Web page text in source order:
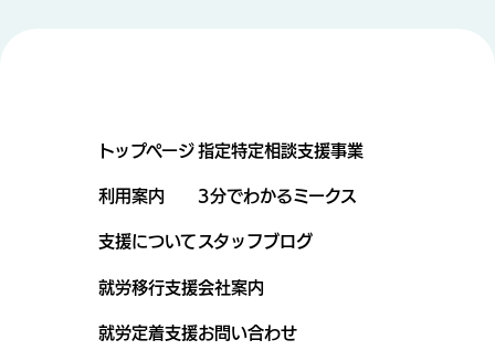
トップページ
利用案内
支援について
就労移行支援
就労定着支援
指定特定相談支援事業
3分でわかるミークス
スタッフブログ
会社案内
お問い合わせ